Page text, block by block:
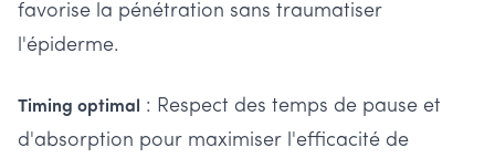
favorise la pénétration sans traumatiser
l'épiderme.
Timing optimal
: Respect des temps de pause et
d'absorption pour maximiser l'efficacité de